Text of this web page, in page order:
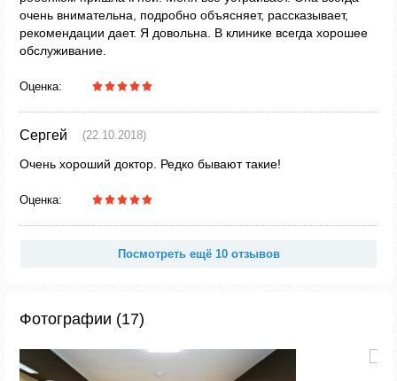
очень внимательна, подробно объясняет, рассказывает,
рекомендации дает. Я довольна. В клинике всегда хорошее
обслуживание.
Оценка:
Сергей (22.10.2018)
Очень хороший доктор. Редко бывают такие!
Оценка:
Посмотреть ещё 10 отзывов
Фотографии (17)